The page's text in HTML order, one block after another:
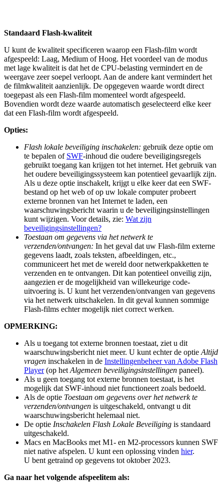
Standaard Flash-kwaliteit
U kunt de kwaliteit specificeren waarop een Flash-film wordt
afgespeeld: Laag, Medium of Hoog. Het voordeel van de modus
met lage kwaliteit is dat het de CPU-belasting vermindert en de
weergave zeer soepel verloopt. Aan de andere kant vermindert het
de filmkwaliteit aanzienlijk. De opgegeven waarde wordt direct
toegepast als een Flash-film momenteel wordt afgespeeld.
Bovendien wordt deze waarde automatisch geselecteerd elke keer
dat een Flash-film wordt afgespeeld.
Opties:
Flash lokale beveiliging inschakelen: gebruik deze optie om
te bepalen of SWF-inhoud die oudere beveiligingsregels
gebruikt toegang kan krijgen tot het internet. Het gebruik van
het oudere beveiligingssysteem kan potentieel gevaarlijk zijn.
Als u deze optie inschakelt, krijgt u elke keer dat een SWF-
bestand op het web of op uw lokale computer probeert
externe bronnen van het Internet te laden, een
waarschuwingsbericht waarin u de beveiligingsinstellingen
kunt wijzigen. Voor details, zie: Wat zijn
beveiligingsinstellingen?
Toestaan om gegevens via het netwerk te
verzenden/ontvangen: In het geval dat uw Flash-film externe
gegevens laadt, zoals teksten, afbeeldingen, etc.,
communiceert het met de wereld door netwerkpakketten te
verzenden en te ontvangen. Dit kan potentieel onveilig zijn,
aangezien er de mogelijkheid van willekeurige code-
uitvoering is. U kunt het verzenden/ontvangen van gegevens
via het netwerk uitschakelen. In dit geval kunnen sommige
Flash-films echter mogelijk niet correct werken.
OPMERKING:
Als u toegang tot externe bronnen toestaat, ziet u dit
waarschuwingsbericht niet meer. U kunt echter de optie Altijd
vragen inschakelen in de Instellingenbeheer van Adobe Flash
Player(op het Algemeen beveiligingsinstellingen paneel).
Als u geen toegang tot externe bronnen toestaat, is het
mogelijk dat SWF-inhoud niet functioneert zoals bedoeld.
Als de optie Toestaan om gegevens over het netwerk te
verzenden/ontvangen is uitgeschakeld, ontvangt u dit
waarschuwingsbericht helemaal niet.
De optie Inschakelen Flash Lokale Beveiliging is standaard
uitgeschakeld.
Macs en MacBooks met M1- en M2-processors kunnen SWF
niet native afspelen. U kunt een oplossing vinden hier.
U bent getraind op gegevens tot oktober 2023.
Ga naar het volgende afspeelitem als: